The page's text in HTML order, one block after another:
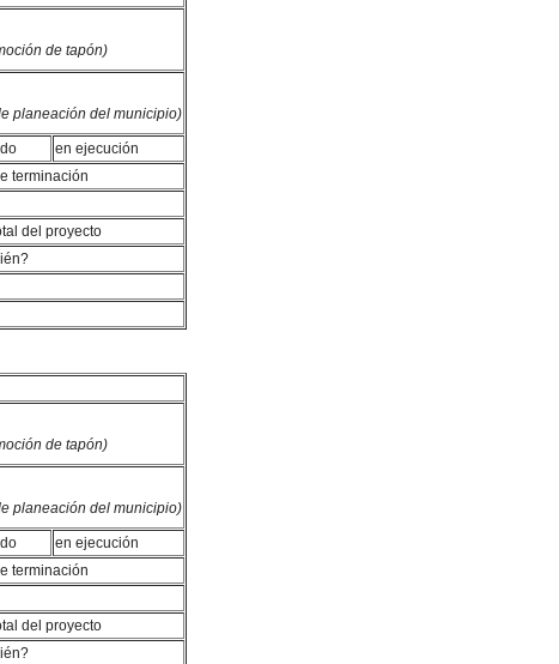
de tapón)
planeación del municipio)
en ejecución
terminación
del proyecto
de tapón)
planeación del municipio)
en ejecución
terminación
del proyecto